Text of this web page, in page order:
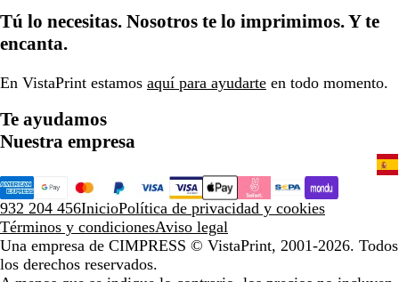
Tú lo necesitas. Nosotros te lo imprimimos. Y te
encanta.
En VistaPrint estamos aquí para ayudarte en todo momento.
Te ayudamos
Nuestra empresa
932 204 456InicioPolítica de privacidad y cookies
Términos y condicionesAviso legal
Una empresa de CIMPRESS © VistaPrint, 2001-2026. Todos
los derechos reservados.